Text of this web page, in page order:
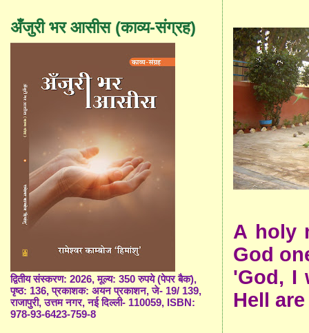
A holy
God
'God, I
Hell
अँजुरी भर आसीस (काव्य-संग्रह)
द्वितीय संस्करण: 2026, मूल्य: 350 रुपये (पेपर बैक),
पृष्ठ: 136, प्रकाशक: अयन प्रकाशन, जे- 19/ 139,
राजापुरी, उत्तम नगर, नई दिल्ली- 110059, ISBN:
978-93-6423-759-8